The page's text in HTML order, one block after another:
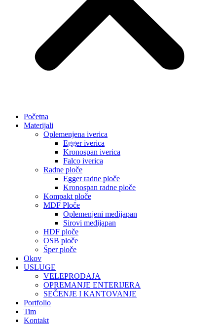
Početna
Materijali
Oplemenjena iverica
Egger iverica
Kronospan iverica
Falco iverica
Radne ploče
Egger radne ploče
Kronospan radne ploče
Kompakt ploče
MDF Ploče
Oplemenjeni medijapan
Sirovi medijapan
HDF ploče
OSB ploče
Šper ploče
Okov
USLUGE
VELEPRODAJA
OPREMANJE ENTERIJERA
SEČENJE I KANTOVANJE
Portfolio
Tim
Kontakt